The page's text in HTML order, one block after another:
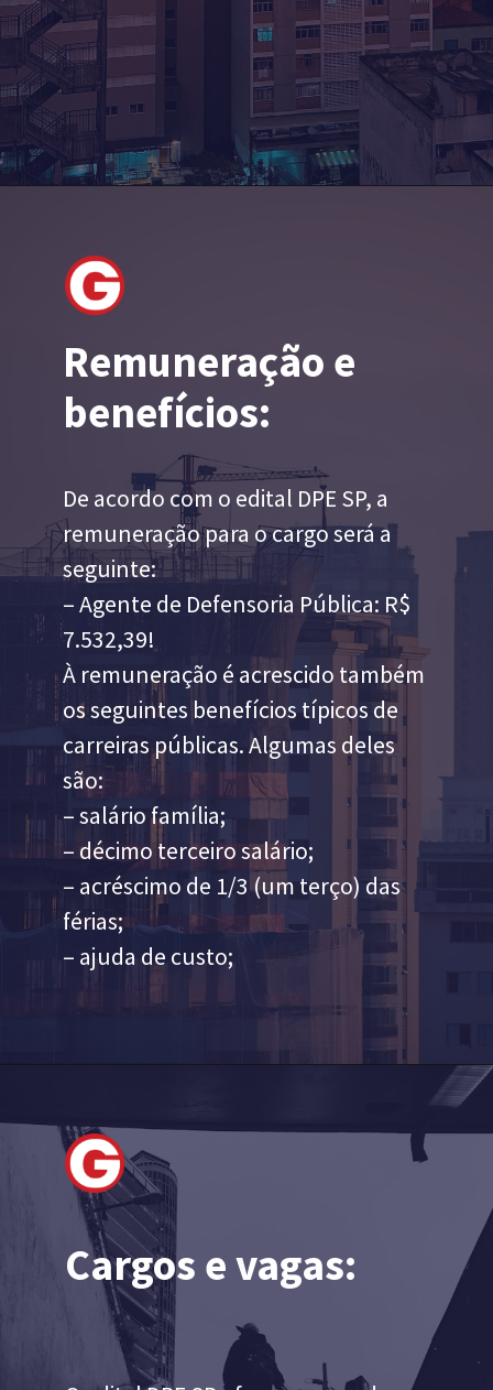
Remuneração e
benefícios:
De acordo com o edital DPE SP, a
remuneração para o cargo será a
seguinte:
– Agente de Defensoria Pública: R$
7.532,39!
À remuneração é acrescido também
os seguintes benefícios típicos de
carreiras públicas. Algumas deles
são:
– salário família;
– décimo terceiro salário;
– acréscimo de 1/3 (um terço) das
férias;
– ajuda de custo;
Cargos e vagas: